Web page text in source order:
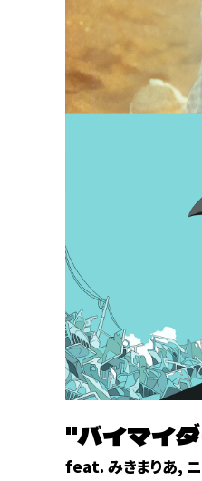
"バイマイ
feat. みきまりあ, ニ